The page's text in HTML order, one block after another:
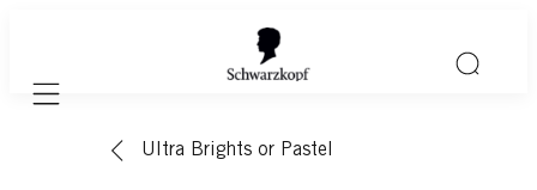
Mobile navigation
Ultra Brights or Pastel